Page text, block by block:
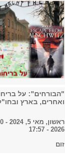
"הבורחים": על
ואחרים, בארץ
ראשון, מאי 5, 2024 - 17:00
2026 - 17:57
זום